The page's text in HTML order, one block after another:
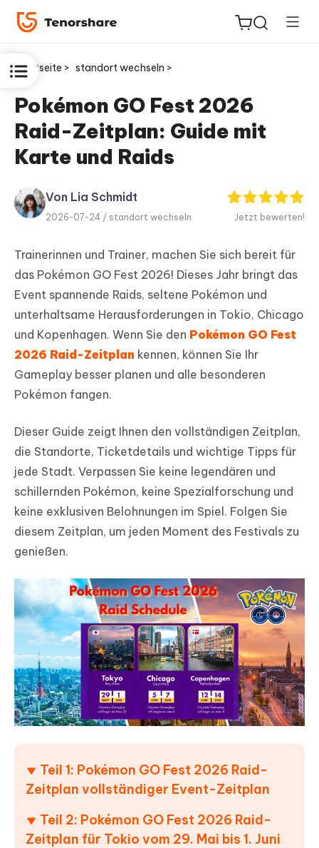
ReiBoot
for iOS
PDNob
PDF
Editor
Neu
iAnyGo
Startseite > standort wechseln >
Pokémon GO Fest 2026
Raid-Zeitplan: Guide mit
Karte und Raids
Von Lia Schmidt
2026-07-24 / standort wechseln Jetzt bewerten!
Trainerinnen und Trainer, machen Sie sich bereit für
das Pokémon GO Fest 2026! Dieses Jahr bringt das
Event spannende Raids, seltene Pokémon und
unterhaltsame Herausforderungen in Tokio, Chicago
und Kopenhagen. Wenn Sie den Pokémon GO Fest
2026 Raid-Zeitplan kennen, können Sie Ihr
Gameplay besser planen und alle besonderen
Pokémon fangen.
Dieser Guide zeigt Ihnen den vollständigen Zeitplan,
die Standorte, Ticketdetails und wichtige Tipps für
jede Stadt. Verpassen Sie keine legendären und
schillernden Pokémon, keine Spezialforschung und
keine exklusiven Belohnungen im Spiel. Folgen Sie
diesem Zeitplan, um jeden Moment des Festivals zu
genießen.
Teil 1: Pokémon GO Fest 2026 Raid-
Zeitplan vollständiger Event-Zeitplan
Teil 2: Pokémon GO Fest 2026 Raid-
Zeitplan für Tokio vom 29. Mai bis 1. Juni